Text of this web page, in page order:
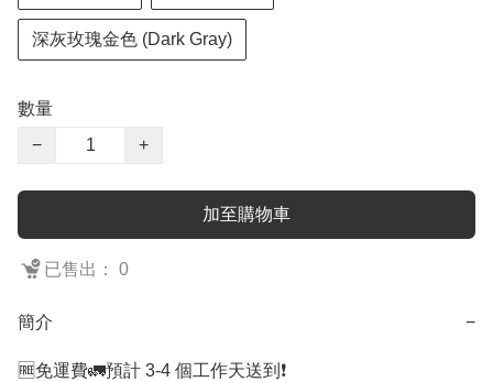
深灰玫瑰金色 (Dark Gray)
數量
−
+
加至購物車
已售出： 0
簡介 −
🆓免運費🚛預計 3-4 個工作天送到❗️